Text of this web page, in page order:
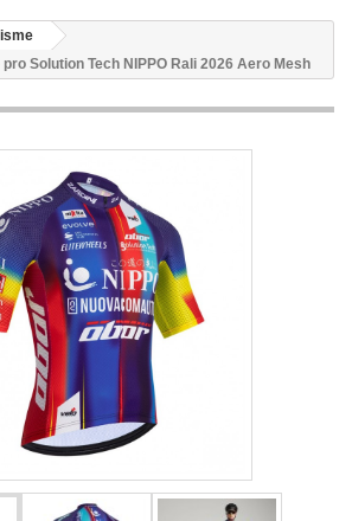
Solution Tech NIPPO Rali 2026 Aero Mesh